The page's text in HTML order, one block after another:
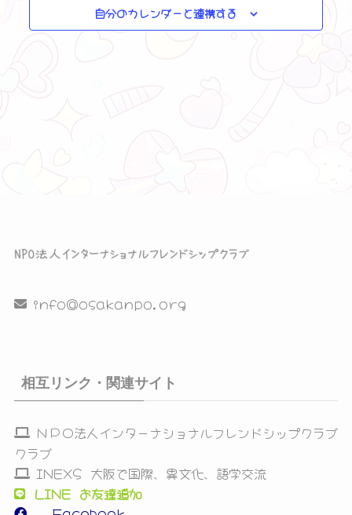
自分のカレンダーと連携する
info@osakanpo.org
相互リンク・関連サイト
ＮＰＯ法人インターナショナルフレンドシップクラブ
クラブ
INEXS 大阪で国際、異文化、語学交流
LINE お友達追加